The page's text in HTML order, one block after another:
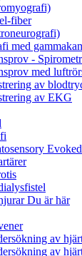
fiber
med
-
med
av
av EKG
Du är här
av
av